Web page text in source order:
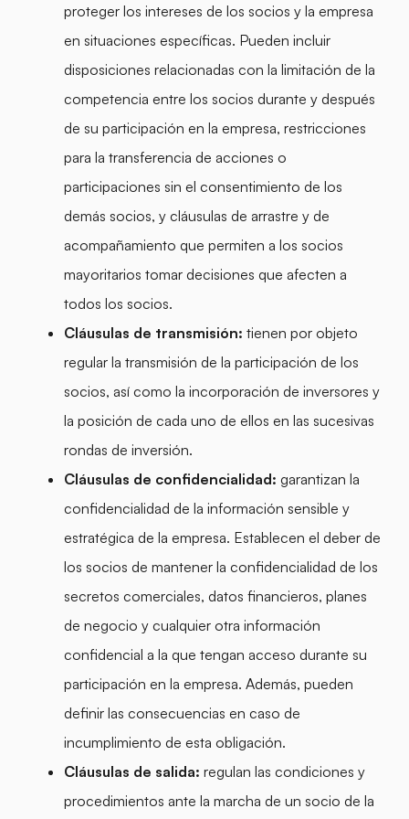
proteger los intereses de los socios y la empresa
en situaciones específicas. Pueden incluir
disposiciones relacionadas con la limitación de la
competencia entre los socios durante y después
de su participación en la empresa, restricciones
para la transferencia de acciones o
participaciones sin el consentimiento de los
demás socios, y cláusulas de arrastre y de
acompañamiento que permiten a los socios
mayoritarios tomar decisiones que afecten a
todos los socios.
Cláusulas de transmisión: tienen por objeto
regular la transmisión de la participación de los
socios, así como la incorporación de inversores y
la posición de cada uno de ellos en las sucesivas
rondas de inversión.
Cláusulas de confidencialidad: garantizan la
confidencialidad de la información sensible y
estratégica de la empresa. Establecen el deber de
los socios de mantener la confidencialidad de los
secretos comerciales, datos financieros, planes
de negocio y cualquier otra información
confidencial a la que tengan acceso durante su
participación en la empresa. Además, pueden
definir las consecuencias en caso de
incumplimiento de esta obligación.
Cláusulas de salida: regulan las condiciones y
procedimientos ante la marcha de un socio de la